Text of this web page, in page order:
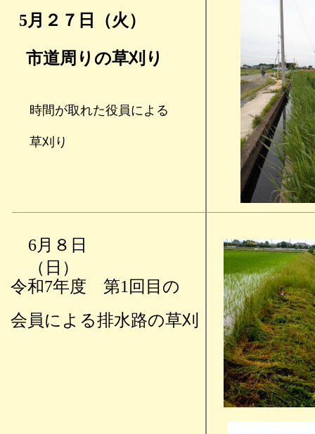
6月８日
（日）
時間が取れた役員による
草刈り
5月２７日（火）
市道周りの草刈り
令和7年度 第1回目の
会員による排水路の草刈